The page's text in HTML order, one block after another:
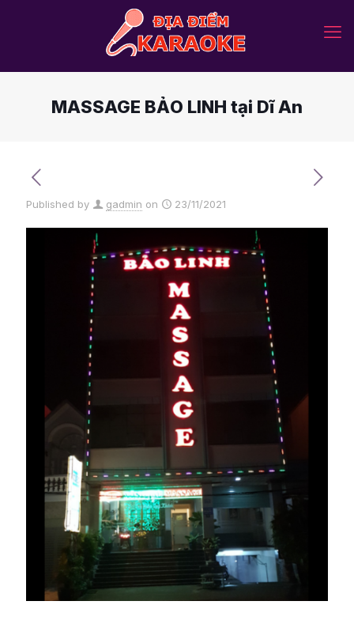
MASSAGE BẢO LINH tại Dĩ An
Published by gadmin on 23/11/2021